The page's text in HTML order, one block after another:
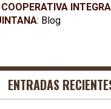
: Blog
ENTRADAS